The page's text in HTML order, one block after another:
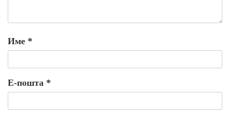
Име *
Е-пошта *